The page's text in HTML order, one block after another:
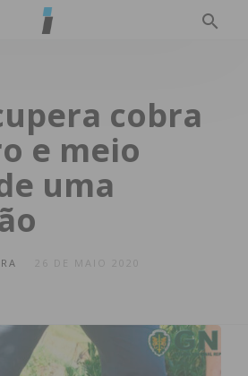
cobra
e meio
uma
26 DE MAIO 2020